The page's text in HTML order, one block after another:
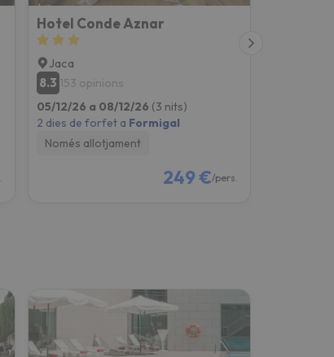
Hotel Conde Aznar
Jaca
8.3 153 opinions
05/12/26 a 08/12/26 (3 nits)
2 dies de forfet a Formigal
Només allotjament
249 €/pers.